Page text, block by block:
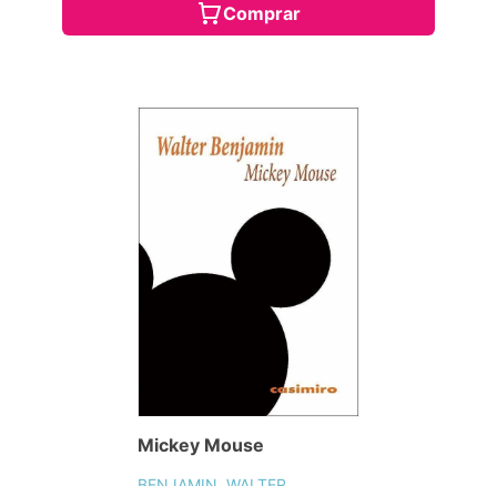
Comprar
Mickey Mouse